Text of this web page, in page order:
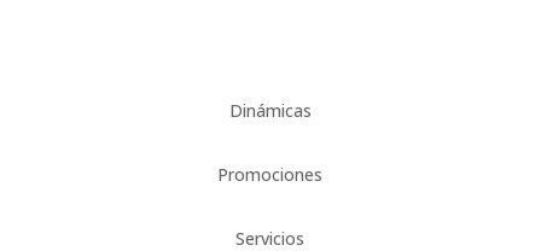
Dinámicas
Promociones
Servicios